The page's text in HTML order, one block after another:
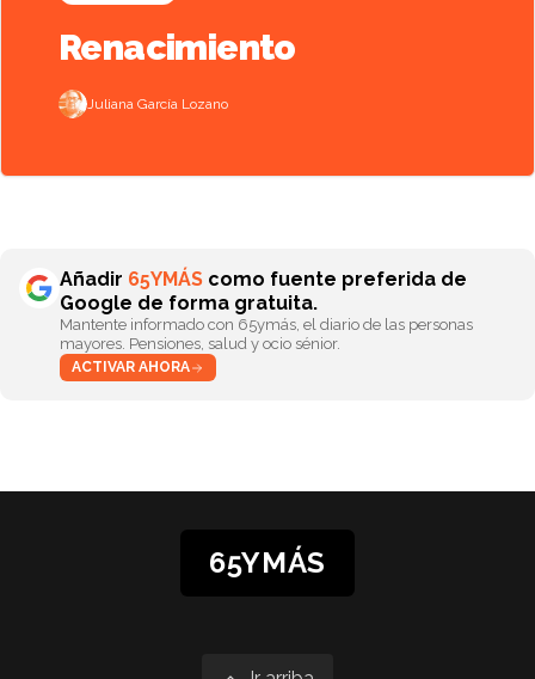
Renacimiento
Juliana García Lozano
Añadir 65YMÁS como fuente preferida de
Google de forma gratuita.
Mantente informado con 65ymás, el diario de las personas
mayores. Pensiones, salud y ocio sénior.
ACTIVAR AHORA
65YMÁS